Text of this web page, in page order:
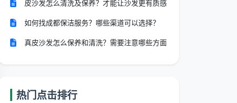
皮沙发怎么清洗及保养？才能让沙发更有质感
如何找成都保洁服务？哪些渠道可以选择？
真皮沙发怎么保养和清洗？需要注意哪些方面
热门点击排行